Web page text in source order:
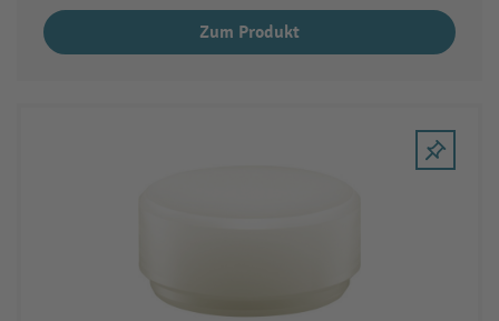
Zum Produkt